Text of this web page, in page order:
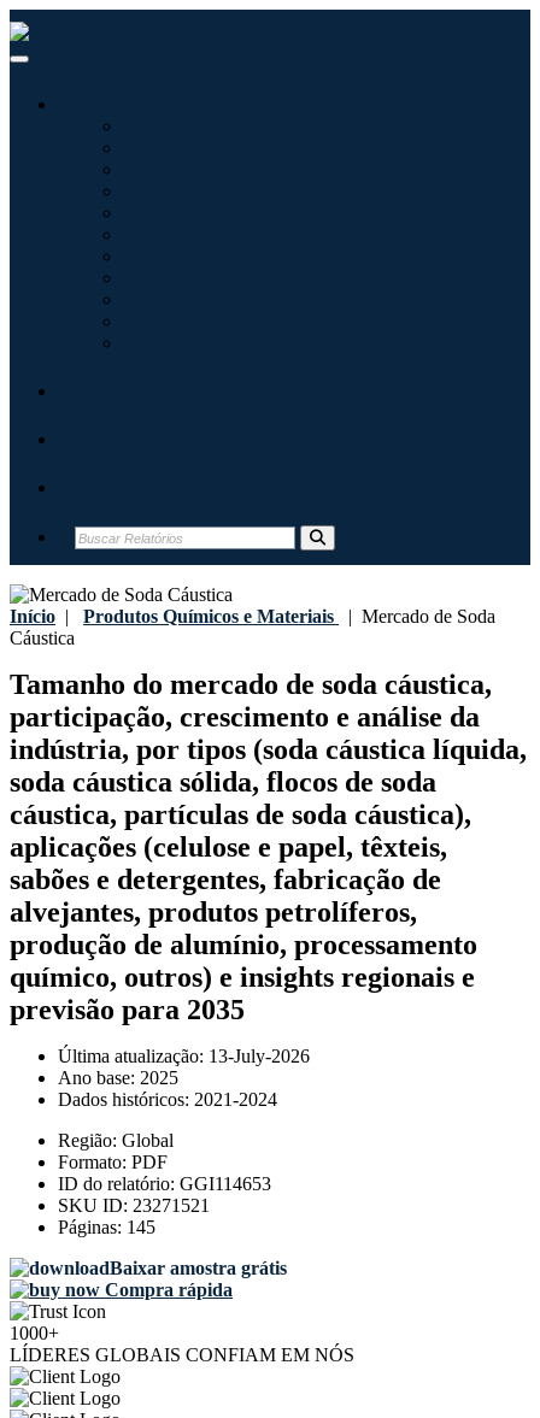
Início | Produtos Químicos e Materiais | Mercado de Soda
Cáustica
Tamanho do mercado de soda cáustica,
participação, crescimento e análise da
indústria, por tipos (soda cáustica líquida,
soda cáustica sólida, flocos de soda
cáustica, partículas de soda cáustica),
aplicações (celulose e papel, têxteis,
sabões e detergentes, fabricação de
alvejantes, produtos petrolíferos,
produção de alumínio, processamento
químico, outros) e insights regionais e
previsão para 2035
Última atualização: 13-July-2026
Ano base: 2025
Dados históricos: 2021-2024
Região: Global
Formato: PDF
ID do relatório: GGI114653
SKU ID: 23271521
Páginas: 145
Baixar amostra grátis
Compra rápida
1000+
LÍDERES GLOBAIS CONFIAM EM NÓS